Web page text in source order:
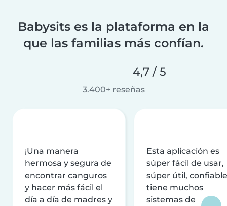
Babysits es la plataforma en la
que las familias más confían.
4,7 / 5
3.400+ reseñas
¡Una manera
hermosa y segura de
encontrar canguros
y hacer más fácil el
día a día de madres y
Esta aplicación es
súper fácil de usar,
súper útil,
tiene muchos
sistemas de